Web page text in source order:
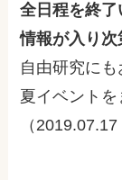
全日程を終
情報が入り次
自由研究に
夏イベントを
（2019.07.17